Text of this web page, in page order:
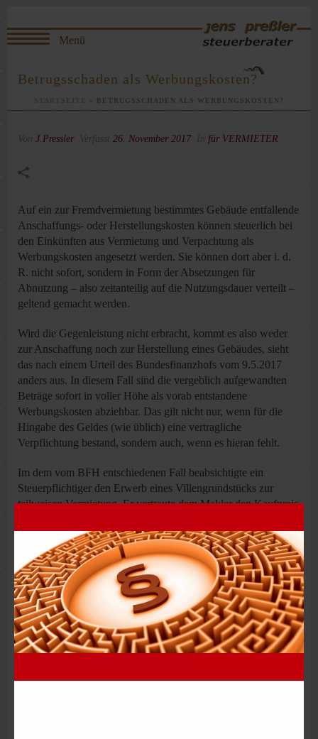
Betrugsschaden als Werbungskosten?
» BETRUGSSCHADEN ALS WERBUNGSKOSTEN?
Von J.Pressler Verfasst 26. November 2017 In für VERMIETER
Auf ein zur Fremdvermietung bestimmtes Gebäude entfallende
Anschaffungs- oder Herstellungskosten können steuerlich bei
den Einkünften aus Vermietung und Verpachtung als
Werbungskosten angesetzt werden. Sie können dort aber i. d.
R. nicht sofort, sondern in Form der Absetzungen für
Abnutzung – also zeitanteilig auf die Nutzungsdauer verteilt –
geltend gemacht werden.
Wird die Gegenleistung nicht erbracht, kommt es also weder
zur Anschaffung noch zur Herstellung eines Gebäudes, sieht
das nach einem Urteil des Bundesfinanzhofs vom 9.5.2017
anders aus. In diesem Fall sind die vergeblich aufgewandten
Beträge sofort in voller Höhe als vorab entstandene
Werbungskosten abziehbar. Das gilt nicht nur, wenn für die
Hingabe des Geldes (wie üblich) eine vertragliche
Verpflichtung bestand, sondern auch, wenn es hieran fehlt.
Im dem vom BFH entschiedenen Fall beabsichtigte ein
Steuerpflichtiger den Erwerb eines Villengrundstücks zur
teilweisen Vermietung. Er vertraute dem Makler den Kaufpreis
für sich. Finanzamt und Finanzgericht erkannten die geltend
gemachten Werbungskosten steuerlich nicht an. Die von ihm
an den Makler ohne rechtliche Grundlage geleisteten
Zahlungen führten nicht zu Werbungskosten.
Das sah der BFH anders und gab dem Steuerpflichtigen im
Grundsatz recht. Nach seiner Auffassung ist die einzige
Voraussetzung für die Anerkennung vorab entstandener